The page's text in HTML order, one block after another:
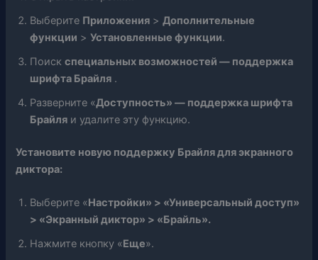
Выберите Приложения >Дополнительные
функции >Установленные функции.
Поискспециальных возможностей — поддержка
шрифта Брайля .
Разверните «Доступность» — поддержка шрифта
Брайля и удалите эту функцию.
Установите новую поддержку Брайля для экранного
диктора:
Выберите «Настройки» > «Универсальный доступ»
> «Экранный диктор» > «Брайль».
Нажмите кнопку «Еще».